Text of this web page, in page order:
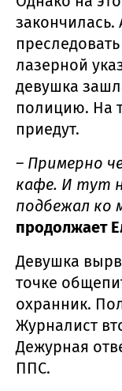
закончилась.
лазерной
девушка
полицию. На
приедут.
– Примерно
кафе. И тут
подбежал ко
продолжает
Девушка
точке
охранник.
Журналист
Дежурная
ППС.